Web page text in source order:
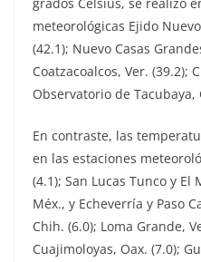
grados Celsius, se realizó
meteorológicas Ejido
(42.1); Nuevo Casas
Coatzacoalcos, Ver. (39.2);
Observatorio de Tacubaya,
En contraste, las
en las estaciones
(4.1); San Lucas Tunco y
Méx., y Echeverría y Paso
Chih. (6.0); Loma Grande,
Cuajimoloyas, Oax. (7.0);